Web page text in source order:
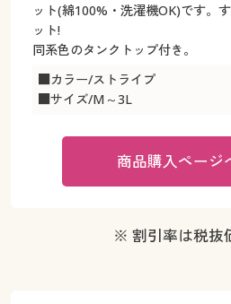
カタログ無料プレゼント
会員メニュー
会員メニュー
マイページ
閲覧履歴
ット(綿100%・洗濯機OK)です。
ット!
同系色のタンクトップ付き。
■カラー/ストライプ
■サイズ/M～3L
商品購入ページ
※ 割引率は税抜